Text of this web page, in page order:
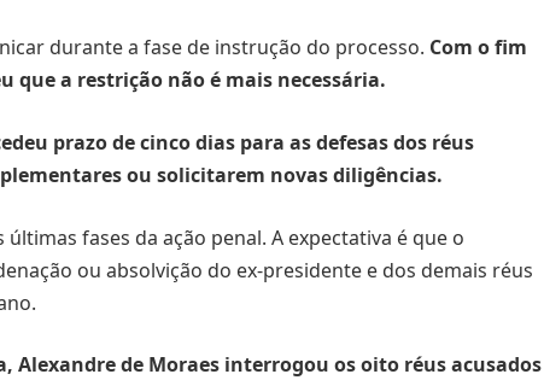
durante a fase de instrução do processo. Com o fim
que a restrição não é mais necessária.
prazo de cinco dias para as defesas dos réus
ou solicitarem novas diligências.
fases da ação penal. A expectativa é que o
ou absolvição do ex-presidente e dos demais réus
Alexandre de Moraes interrogou os oito réus acusados